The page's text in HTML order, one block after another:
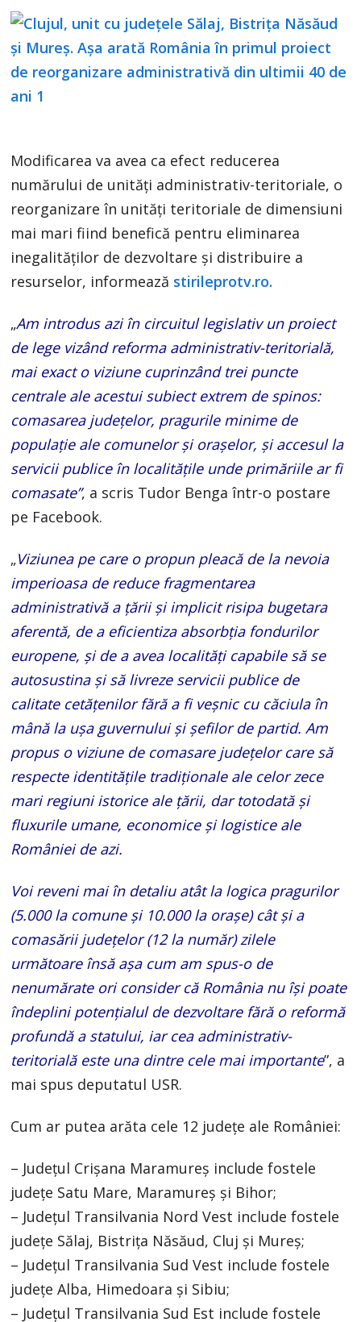
Modificarea va avea ca efect reducerea
numărului de unităţi administrativ-teritoriale, o
reorganizare în unităţi teritoriale de dimensiuni
mai mari fiind benefică pentru eliminarea
inegalităţilor de dezvoltare şi distribuire a
resurselor, informează stirileprotv.ro.
„Am introdus azi în circuitul legislativ un proiect
de lege vizând reforma administrativ-teritorială,
mai exact o viziune cuprinzând trei puncte
centrale ale acestui subiect extrem de spinos:
comasarea județelor, pragurile minime de
populație ale comunelor și orașelor, și accesul la
servicii publice în localitățile unde primăriile ar fi
comasate”, a scris Tudor Benga într-o postare
pe Facebook.
„Viziunea pe care o propun pleacă de la nevoia
imperioasa de reduce fragmentarea
administrativă a țării și implicit risipa bugetara
aferentă, de a eficientiza absorbția fondurilor
europene, și de a avea localități capabile să se
autosustina și să livreze servicii publice de
calitate cetățenilor fără a fi veșnic cu căciula în
mână la ușa guvernului și șefilor de partid. Am
propus o viziune de comasare județelor care să
respecte identitățile tradiționale ale celor zece
mari regiuni istorice ale țării, dar totodată și
fluxurile umane, economice și logistice ale
României de azi.
Voi reveni mai în detaliu atât la logica pragurilor
(5.000 la comune și 10.000 la orașe) cât și a
comasării județelor (12 la număr) zilele
următoare însă așa cum am spus-o de
nenumărate ori consider că România nu își poate
îndeplini potențialul de dezvoltare fără o reformă
profundă a statului, iar cea administrativ-
teritorială este una dintre cele mai importante”, a
mai spus deputatul USR.
Cum ar putea arăta cele 12 județe ale României:
– Judeţul Crişana Maramureş include fostele
judeţe Satu Mare, Maramureş şi Bihor;
– Judeţul Transilvania Nord Vest include fostele
judeţe Sălaj, Bistriţa Năsăud, Cluj şi Mureş;
– Judeţul Transilvania Sud Vest include fostele
judeţe Alba, Himedoara şi Sibiu;
– Judeţul Transilvania Sud Est include fostele